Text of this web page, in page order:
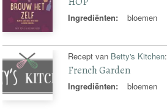
Ingrediënten: bloemen
Recept van Betty's Kitchen:
French Garden
Ingrediënten: bloemen